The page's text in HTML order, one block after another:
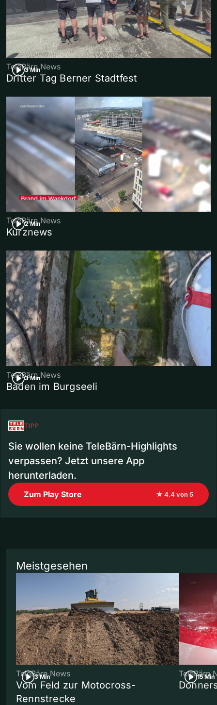
3 Min
TeleBärn News
Dritter Tag Berner Stadtfest
2 Min
TeleBärn News
Kurznews
3 Min
TeleBärn News
Baden im Burgseeli
TIPP
Sie wollen keine TeleBärn-Highlights
verpassen? Jetzt unsere App
herunterladen.
Zum Play Store ★ 4.4 von 5
Meistgesehen
3 Min
TeleBärn News
Vom Feld zur Motocross-
Rennstrecke
15 Min
TeleBärn